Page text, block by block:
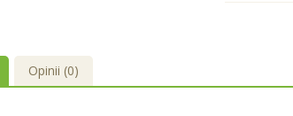
Opinii (0)